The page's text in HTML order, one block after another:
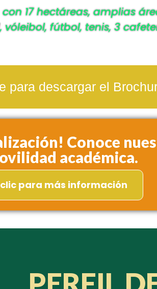
17 hectáreas, amplias
fútbol, tenis, 3
para descargar el
Conoce
académica.
para más información